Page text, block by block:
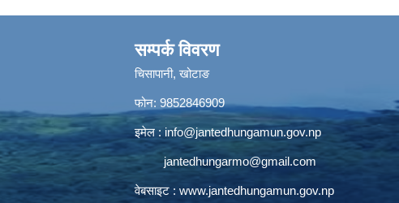
सम्पर्क विवरण
चिसापानी, खोटाङ
फोन: 9852846909
इमेल : info@jantedhungamun.gov.np
jantedhungarmo@gmail.com
वेबसाइट : www.jantedhungamun.gov.np